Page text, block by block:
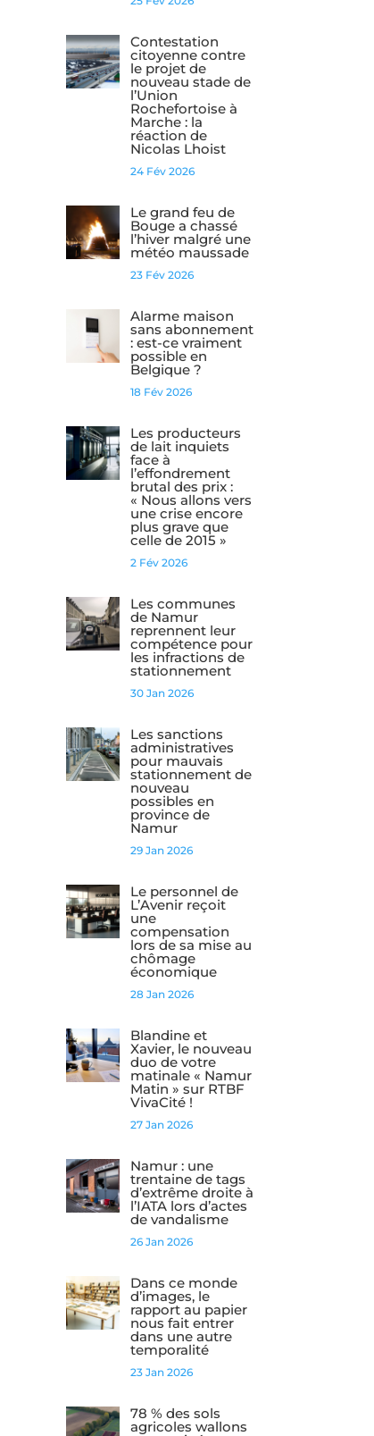
Contestation
citoyenne contre
le projet de
nouveau stade de
l’Union
Rochefortoise à
Marche : la
réaction de
Nicolas Lhoist
24 Fév 2026
Le grand feu de
Bouge a chassé
l’hiver malgré une
météo maussade
23 Fév 2026
Alarme maison
sans abonnement
: est-ce vraiment
possible en
Belgique ?
18 Fév 2026
Les producteurs
de lait inquiets
face à
l’effondrement
brutal des prix :
« Nous allons vers
une crise encore
plus grave que
celle de 2015 »
2 Fév 2026
Les communes
de Namur
reprennent leur
compétence pour
les infractions de
stationnement
30 Jan 2026
Les sanctions
administratives
pour mauvais
stationnement de
nouveau
possibles en
province de
Namur
29 Jan 2026
Le personnel de
L’Avenir reçoit
une
compensation
lors de sa mise au
chômage
économique
28 Jan 2026
Blandine et
Xavier, le nouveau
duo de votre
matinale « Namur
Matin » sur RTBF
VivaCité !
27 Jan 2026
Namur : une
trentaine de tags
d’extrême droite à
l’IATA lors d’actes
de vandalisme
26 Jan 2026
Dans ce monde
d’images, le
rapport au papier
nous fait entrer
dans une autre
temporalité
23 Jan 2026
78 % des sols
agricoles wallons